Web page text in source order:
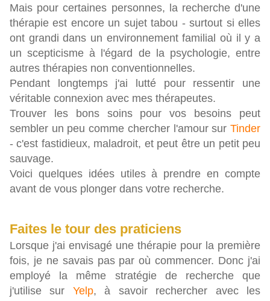
Mais pour certaines personnes, la recherche d'une
thérapie est encore un sujet tabou - surtout si elles
ont grandi dans un environnement familial où il y a
un scepticisme à l'égard de la psychologie, entre
autres thérapies non conventionnelles.
Pendant longtemps j'ai lutté pour ressentir une
véritable connexion avec mes thérapeutes.
Trouver les bons soins pour vos besoins peut
sembler un peu comme chercher l'amour sur Tinder
- c'est fastidieux, maladroit, et peut être un petit peu
sauvage.
Voici quelques idées utiles à prendre en compte
avant de vous plonger dans votre recherche.
Faites le tour des praticiens
Lorsque j'ai envisagé une thérapie pour la première
fois, je ne savais pas par où commencer. Donc j'ai
employé la même stratégie de recherche que
j'utilise sur Yelp, à savoir rechercher avec les